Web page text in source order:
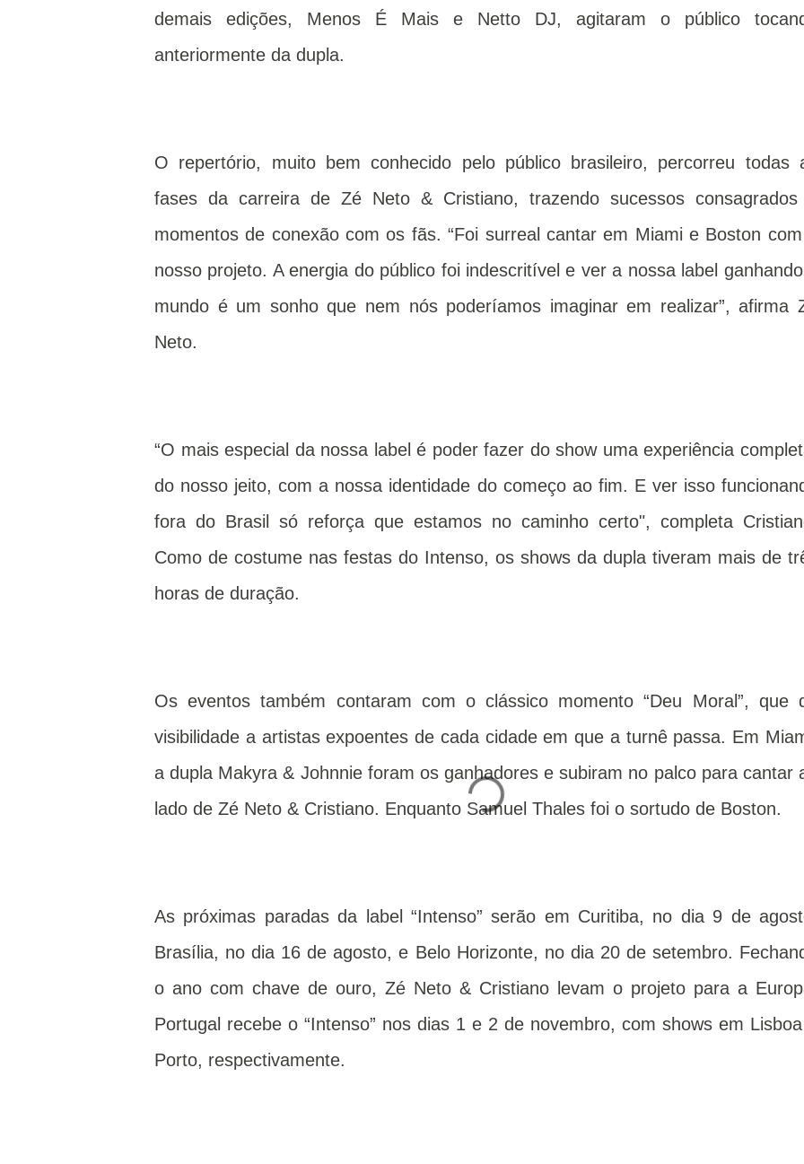
demais edições, Menos É Mais e Netto DJ, agitaram o público
anteriormente da dupla.
O repertório, muito bem conhecido pelo público brasileiro, percorreu todas
fases da carreira de Zé Neto & Cristiano, trazendo sucessos
momentos de conexão com os fãs. “Foi surreal cantar em Miami e Boston
nosso projeto. A energia do público foi indescritível e ver a nossa label
mundo é um sonho que nem nós poderíamos imaginar em realizar”, afirma
Neto.
“O mais especial da nossa label é poder fazer do show uma experiência
do nosso jeito, com a nossa identidade do começo ao fim. E ver isso
fora do Brasil só reforça que estamos no caminho certo", completa
Como de costume nas festas do Intenso, os shows da dupla tiveram mais de
horas de duração.
Os eventos também contaram com o clássico momento “Deu Moral”, que
visibilidade a artistas expoentes de cada cidade em que a turnê passa. Em
a dupla Makyra & Johnnie foram os ganhadores e subiram no palco para cantar
lado de Zé Neto & Cristiano. Enquanto Samuel Thales foi o sortudo de Boston.
As próximas paradas da label “Intenso” serão em Curitiba, no dia 9 de
Brasília, no dia 16 de agosto, e Belo Horizonte, no dia 20 de setembro.
o ano com chave de ouro, Zé Neto & Cristiano levam o projeto para a
Portugal recebe o “Intenso” nos dias 1 e 2 de novembro, com shows em
Porto, respectivamente.